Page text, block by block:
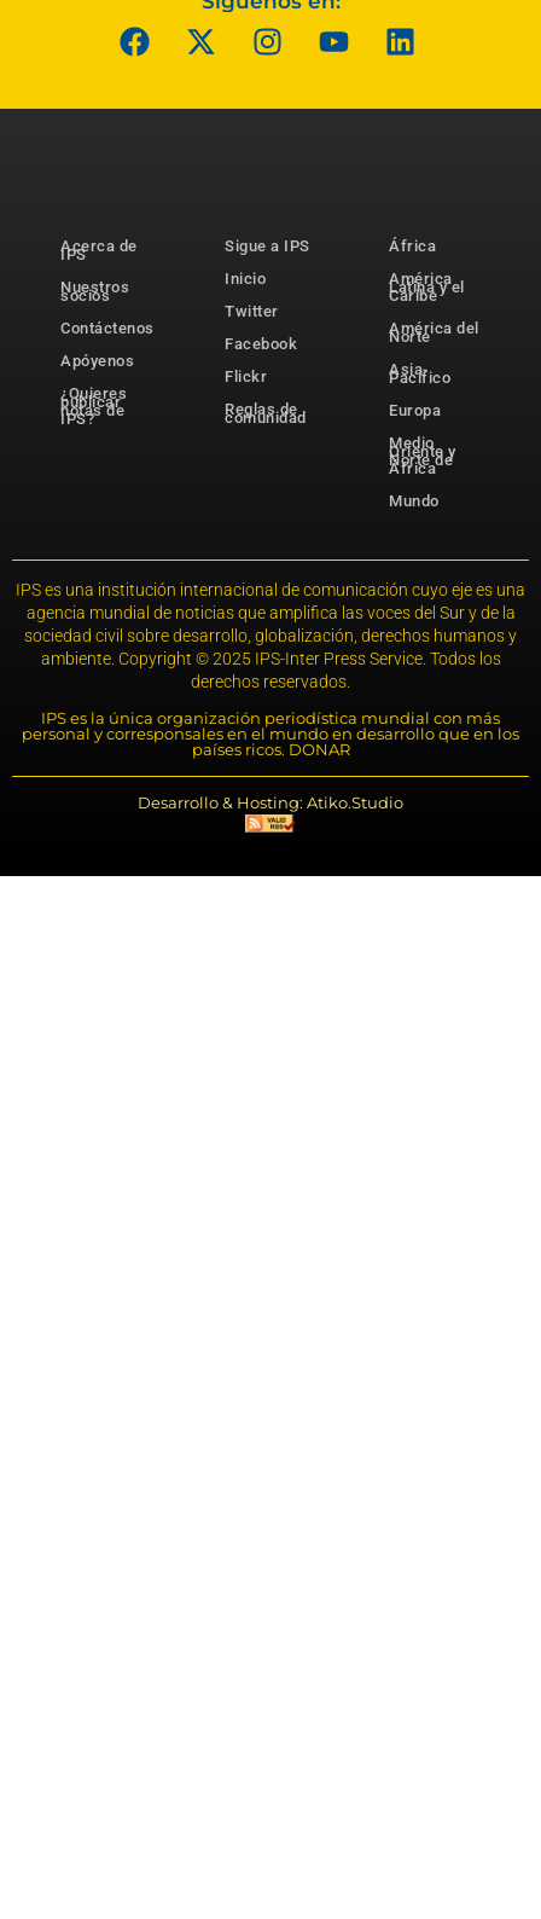
Acerca de
IPS
Nuestros
socios
Contáctenos
Apóyenos
¿Quieres
publicar
notas de
IPS?
Sigue a IPS
Inicio
Twitter
Facebook
Flickr
Reglas de
comunidad
África
América
Latina y el
Caribe
América del
Norte
Asia-
Pacífico
Europa
Medio
Oriente y
Norte de
África
Mundo
IPS es una institución internacional de comunicación cuyo eje es una
agencia mundial de noticias que amplifica las voces del Sur y de la
sociedad civil sobre desarrollo, globalización, derechos humanos y
ambiente. Copyright © 2025 IPS-Inter Press Service. Todos los
derechos reservados.
IPS es la única organización periodística mundial con más
personal y corresponsales en el mundo en desarrollo que en los
países ricos. DONAR
Desarrollo & Hosting: Atiko.Studio